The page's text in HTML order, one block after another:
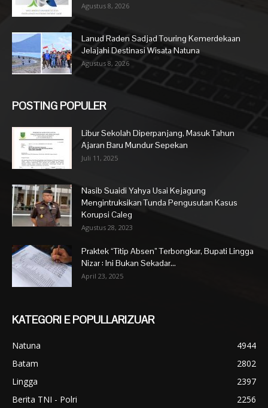
Agustus 8, 2026
Lanud Raden Sadjad Touring Kemerdekaan
Jelajahi Destinasi Wisata Natuna
Agustus 8, 2026
POSTING POPULER
Libur Sekolah Diperpanjang, Masuk Tahun
Ajaran Baru Mundur Sepekan
Juli 11, 2025
Nasib Suaidi Yahya Usai Kejagung
Mengintruksikan Tunda Pengusutan Kasus
Korupsi Caleg
Agustus 28, 2023
Praktek “Titip Absen” Terbongkar, Bupati Lingga
Nizar : Ini Bukan Sekadar...
April 23, 2025
KATEGORI E POPULLARIZUAR
Natuna
4944
Batam
2802
Lingga
2397
Berita TNI - Polri
2256